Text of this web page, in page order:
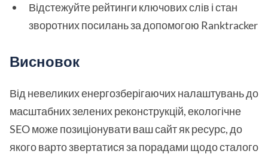
Відстежуйте рейтинги ключових слів і стан
зворотних посилань за допомогою Ranktracker
Висновок
Від невеликих енергозберігаючих налаштувань до
масштабних зелених реконструкцій, екологічне
SEO може позиціонувати ваш сайт як ресурс, до
якого варто звертатися за порадами щодо сталого